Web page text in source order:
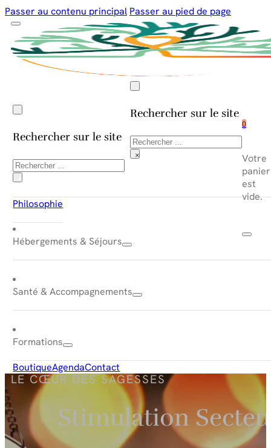
Passer au contenu principal Passer au pied de page
Rechercher sur le site
Rechercher
×
0
Votre
panier
est
vide.
Rechercher sur le site
Rechercher
×
Philosophie
Hébergements & Séjours
Santé & Accompagnements
Formations
BoutiqueAgendaContact
LE CŒUR DES SAGESSES
Stimulation